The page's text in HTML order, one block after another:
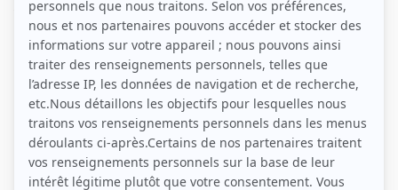
YVAN DUCHARME
Liens
Fiche de Yvan Ducharme sur Showbizz.net
Personnages